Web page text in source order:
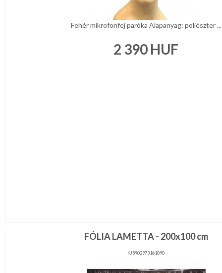
Fehér mikrofonfej paróka Alapanyag: poliészter ...
2 390 HUF
FÓLIA LAMETTA - 200x100 cm
KJ5902973161090